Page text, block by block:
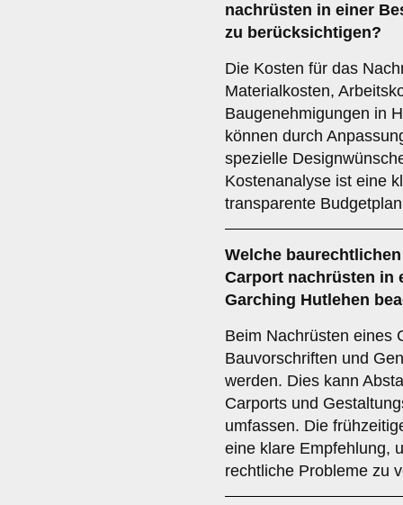
nachrüsten in einer
zu berücksichtigen?
Die Kosten für das
Materialkosten,
Baugenehmigungen in
können durch
spezielle
Kostenanalyse ist eine
transparente
Welche
Carport nachrüsten in
Garching Hutlehen
Beim Nachrüsten eines
Bauvorschriften und
werden. Dies kann
Carports und
umfassen. Die
eine klare Empfehlung,
rechtliche Probleme zu